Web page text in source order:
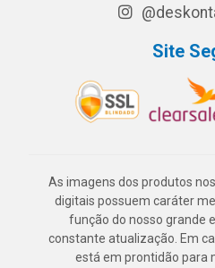
Site
As imagens dos produtos
digitais possuem caráter
função do nosso grande
constante atualização. Em
está em prontidão para